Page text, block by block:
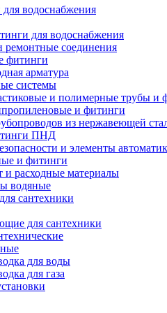
водоснабжения
для водоснабжения
ремонтные соединения
фитинги
арматура
системы
и полимерные трубы и
и фитинги
из нержавеющей
ПНД
и элементы
и фитинги
и расходные материалы
водяные
сантехники
для сантехники
для воды
для газа